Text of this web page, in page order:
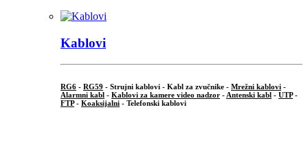
Kablovi
RG6 - RG59 - Strujni kablovi - Kabl za zvučnike - Mrežni kablovi -
Alarmni kabl - Kablovi za kamere video nadzor - Antenski kabl - UTP-
FTP- Koaksijalni - Telefonski kablovi